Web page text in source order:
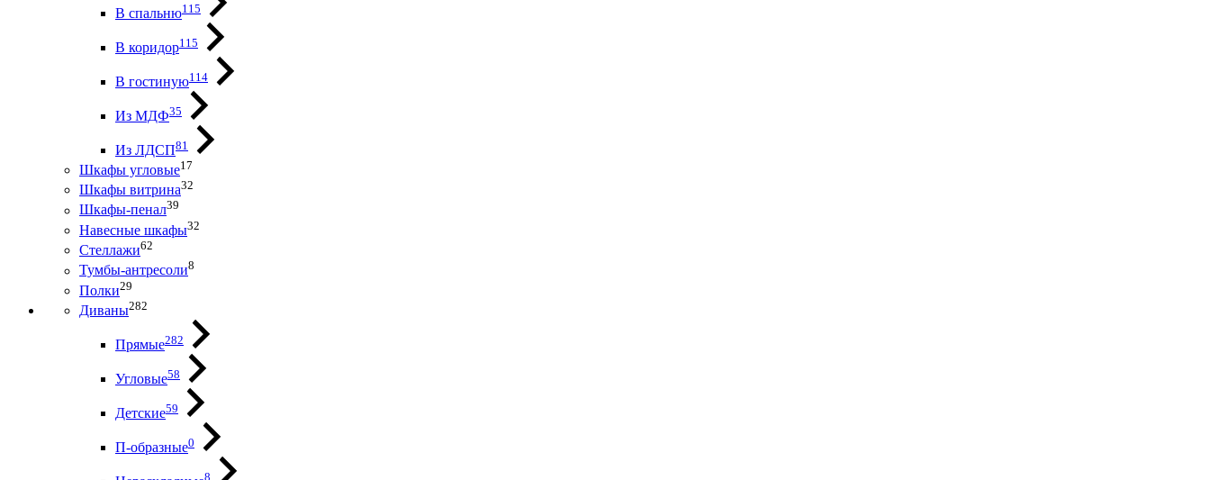
В спальню115
В коридор115
В гостиную114
Из МДФ35
Из ЛДСП81
Шкафы угловые17
Шкафы витрина32
Шкафы-пенал39
Навесные шкафы32
Стеллажи62
Тумбы-антресоли8
Полки29
Диваны282
Прямые282
Угловые58
Детские59
П-образные0
8